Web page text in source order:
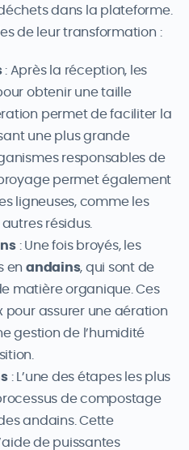
dans la plateforme.
de leur transformation :
: Après la réception, les
obtenir une taille
permet de faciliter la
une plus grande
responsables de
permet également
ligneuses, comme les
résidus.
: Une fois broyés, les
en andains, qui sont de
matière organique. Ces
pour assurer une aération
gestion de l’humidité
: L’une des étapes les plus
de compostage
andains. Cette
de puissantes